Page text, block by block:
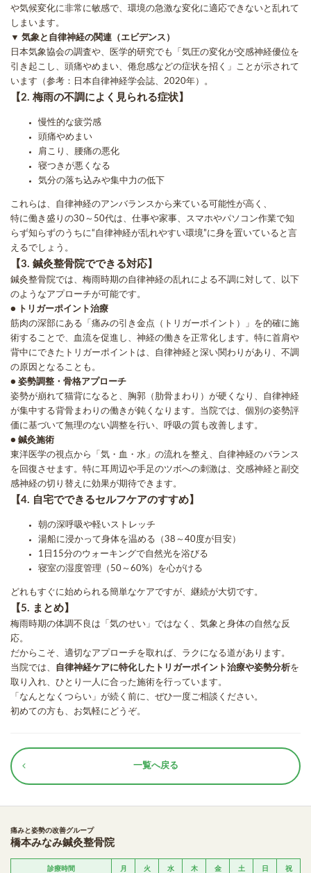
や気候変化に非常に敏感で、環境の急激な変化に適応できないと乱れて
しまいます。
▼ 気象と自律神経の関連（エビデンス）
日本気象協会の調査や、医学的研究でも「気圧の変化が交感神経優位を
引き起こし、頭痛やめまい、倦怠感などの症状を招く」ことが示されて
います（参考：日本自律神経学会誌、2020年）。
【2. 梅雨の不調によく見られる症状】
慢性的な疲労感
頭痛やめまい
肩こり、腰痛の悪化
寝つきが悪くなる
気分の落ち込みや集中力の低下
これらは、自律神経のアンバランスから来ている可能性が高く、
特に働き盛りの30～50代は、仕事や家事、スマホやパソコン作業で知
らず知らずのうちに“自律神経が乱れやすい環境”に身を置いていると言
えるでしょう。
【3. 鍼灸整骨院でできる対応】
鍼灸整骨院では、梅雨時期の自律神経の乱れによる不調に対して、以下
のようなアプローチが可能です。
● トリガーポイント治療
筋肉の深部にある「痛みの引き金点（トリガーポイント）」を的確に施
術することで、血流を促進し、神経の働きを正常化します。特に首肩や
背中にできたトリガーポイントは、自律神経と深い関わりがあり、不調
の原因となることも。
● 姿勢調整・骨格アプローチ
姿勢が崩れて猫背になると、胸郭（肋骨まわり）が硬くなり、自律神経
が集中する背骨まわりの働きが鈍くなります。当院では、個別の姿勢評
価に基づいて無理のない調整を行い、呼吸の質も改善します。
● 鍼灸施術
東洋医学の視点から「気・血・水」の流れを整え、自律神経のバランス
を回復させます。特に耳周辺や手足のツボへの刺激は、交感神経と副交
感神経の切り替えに効果が期待できます。
【4. 自宅でできるセルフケアのすすめ】
朝の深呼吸や軽いストレッチ
湯船に浸かって身体を温める（38～40度が目安）
1日15分のウォーキングで自然光を浴びる
寝室の湿度管理（50～60%）を心がける
どれもすぐに始められる簡単なケアですが、継続が大切です。
【5. まとめ】
梅雨時期の体調不良は「気のせい」ではなく、気象と身体の自然な反
応。
だからこそ、適切なアプローチを取れば、ラクになる道があります。
当院では、
自律神経ケアに特化したトリガーポイント治療や姿勢分析を
取り入れ、ひとり一人に合った施術を行っています。
「なんとなくつらい」が続く前に、ぜひ一度ご相談ください。
初めての方も、お気軽にどうぞ。
一覧へ戻る
痛みと姿勢の改善グループ
橋本みなみ鍼灸整骨院
診療時間 月 火 水 木 金 土 日 祝